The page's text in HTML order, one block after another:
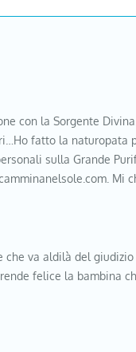
con la Sorgente
fatto la naturopata
sulla Grande
Mi
va aldilà del giudizio
felice la bambina